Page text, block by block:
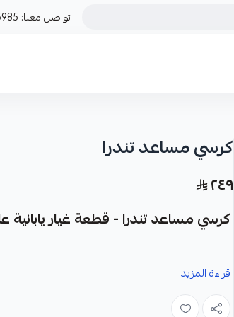
تواصل معنا:
كرسي مساعد تندرا
٢٤٩
كرسي مساعد تندرا - قطعة غيار يابانية
نوفر لك كرسي مساعد تندرا كقطعة غيار متينة
لسيارتك.
قراءة المزيد